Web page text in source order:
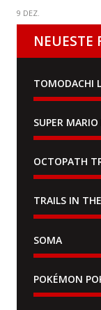
9 DEZ.
NEUESTE
TOMODACHI
OCTOPATH
TRAILS IN
SOMA
POKÉMON